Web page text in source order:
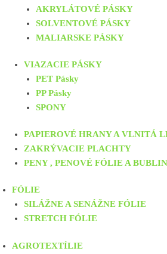
AKRYLÁTOVÉ PÁSKY
SOLVENTOVÉ PÁSKY
MALIARSKE PÁSKY
VIAZACIE PÁSKY
PET Pásky
PP Pásky
SPONY
PAPIEROVÉ HRANY A VLNITÁ
ZAKRÝVACIE PLACHTY
PENY , PENOVÉ FÓLIE A
FÓLIE
SILÁŽNE A SENÁŽNE FÓLIE
STRETCH FÓLIE
AGROTEXTÍLIE